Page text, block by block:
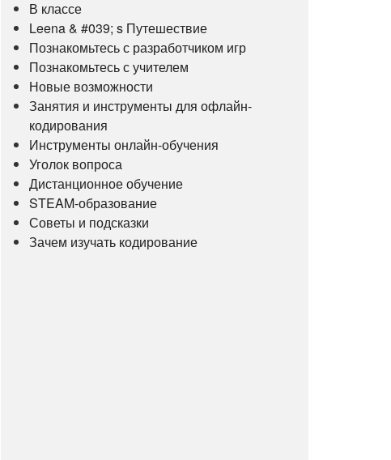
В классе
Leena & #039; s Путешествие
Познакомьтесь с разработчиком игр
Познакомьтесь с учителем
Новые возможности
Занятия и инструменты для офлайн-
кодирования
Инструменты онлайн-обучения
Уголок вопроса
Дистанционное обучение
STEAM-образование
Советы и подсказки
Зачем изучать кодирование